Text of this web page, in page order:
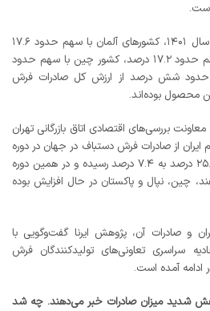
همچنین بر اساس آمار گمرک در سال ۱۴۰۱، کشورهای آلمان با سهم حدود ۱۷.۶
درصد، امارات متحده عربی با سهم حدود ۱۷.۲ درصد، کشور چین با سهم حدود
حدود شش درصد از ارزش کل صادرات فرش
محصول بوده‌اند.
بررسی‌های اقتصادی اتاق بازرگانی تهران
ایران از صادرات فرش دستباف در جهان در دوره
۲۰۱۱ تا ۲۰۲۲ کاهش یافته و از ۲۵.۵ درصد به ۷.۴ درصد رسیده و در همین دوره
چین، نپال و پاکستان در حال افزایش بوده
و صادرات آن، پژوهش ایرنا گفت‌وگویی با
سراسری تعاونی‌های تولیدکنندگان فرش
ادامه آمده است.
شدید میزان صادرات خبر می‌دهند. چه شد